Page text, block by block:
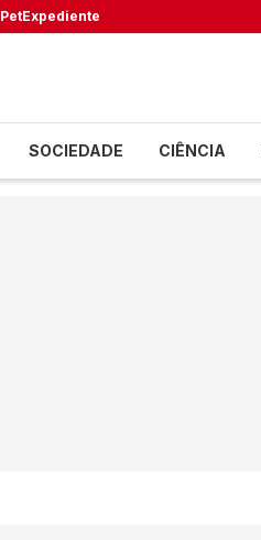
PetExpediente
SOCIEDADE CIÊNCIA